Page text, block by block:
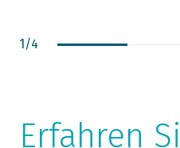
1/4
Erfahren